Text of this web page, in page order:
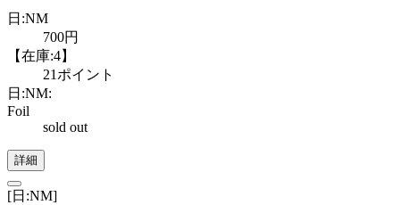
日:NM
700円
【在庫:4】
21ポイント
日:NM:
Foil
sold out
詳細
[日:NM]